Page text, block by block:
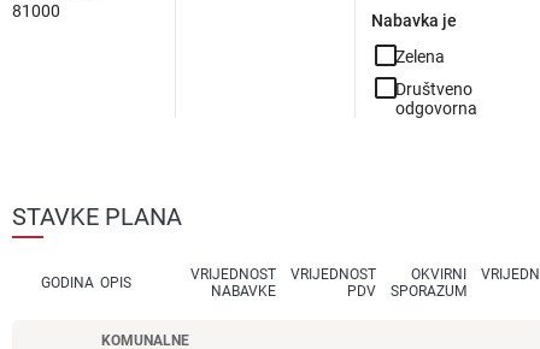
Nabavka je
check_box_outline_blankZelena
check_box_outline_blankDruštveno
odgovorna
81000
STAVKE PLANA
GODINA OPIS
VRIJEDNOST
NABAVKE
VRIJEDNOST
PDV
OKVIRNI
SPORAZUM
KOMUNALNE